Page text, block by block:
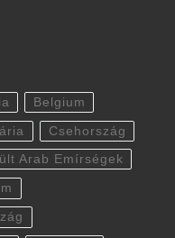
Belgium
Csehország
Arab Emírségek